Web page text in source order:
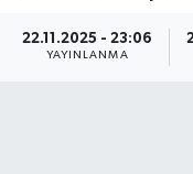
22.11.2025 - 23:06
YAYINLANMA